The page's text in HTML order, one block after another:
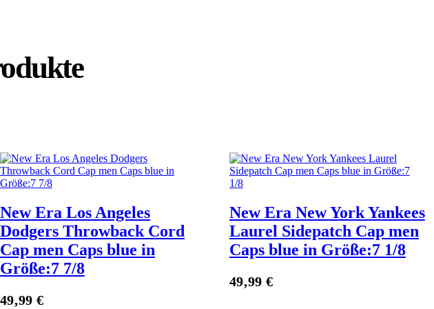
New Era Los Angeles
Dodgers Throwback Cord
Cap men Caps blue in
Größe:7 7/8
49,99€
New Era New York Yankees
Laurel Sidepatch Cap men
Caps blue in Größe:7 1/8
49,99€